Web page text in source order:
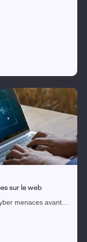
sur le web
menaces avant